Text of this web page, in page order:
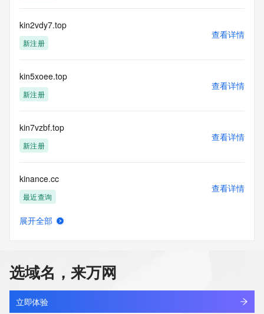
kin2vdy7.top
新注册
查看详情
kin5xoee.top
新注册
查看详情
kin7vzbf.top
新注册
查看详情
kinance.cc
最近查询
查看详情
kinari.com
最近查询
查看详情
展开全部
选域名，来万网
立即体验